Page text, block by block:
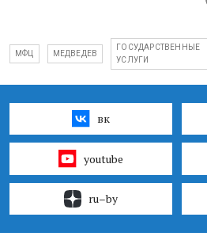
МФЦ МЕДВЕДЕВ
ГОСУДАРСТВЕННЫЕ
УСЛУГИ
вк
youtube
ru–by